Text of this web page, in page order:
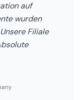
auf
wurden
Filiale